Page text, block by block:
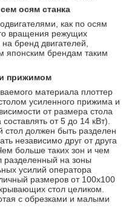
осям станка
как по осям
вращения режущих
бренд двигателей,
японским брендам таким
прижимом
материала плоттер
усиленного прижима и
от размера стола
от 5 до 14 кВт).
стол должен быть разделен
независимо друг от друга
больше таких зон и чем
на зоны
усилий оператора
размеров от 100х100
стол целиком.
с обрезками и малыми